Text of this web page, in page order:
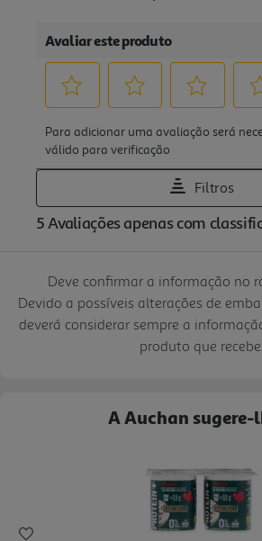
Deve confirmar a informação no
Devido a possíveis alterações de
deverá considerar sempre a
produto que recebe.
A Auchan sugere-